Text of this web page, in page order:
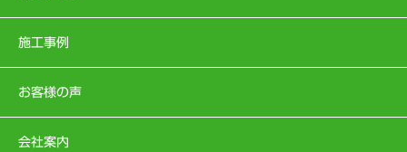
施工事例
お客様の声
会社案内